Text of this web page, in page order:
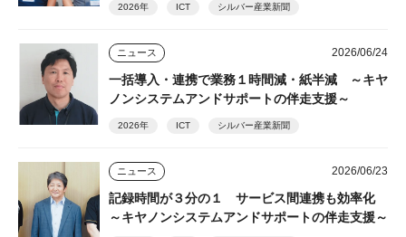
2026年 ICT シルバー産業新聞
ニュース 2026/06/24
一括導入・連携で業務１時間減・紙半減 ～キヤ
ノンシステムアンドサポートの伴走支援～
2026年 ICT シルバー産業新聞
ニュース 2026/06/23
記録時間が３分の１ サービス間連携も効率化
～キヤノンシステムアンドサポートの伴走支援～